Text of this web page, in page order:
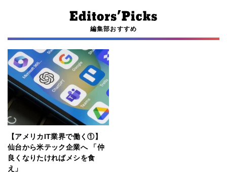
編集部おすすめ
【アメリカIT業界で働く①】
仙台から米テック企業へ 「仲
良くなりたければメシを食
え」